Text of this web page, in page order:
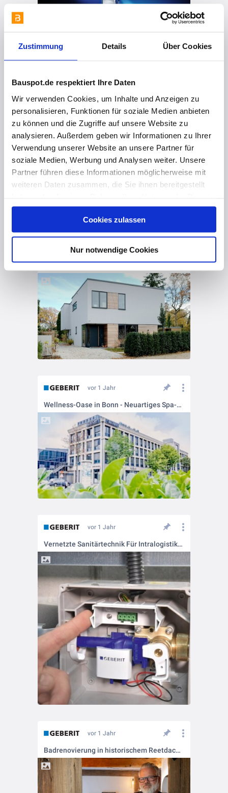
Zustimmung Details Über Cookies
Bauspot.de respektiert Ihre Daten
Wir verwenden Cookies, um Inhalte und Anzeigen zu
personalisieren, Funktionen für soziale Medien anbieten
zu können und die Zugriffe auf unsere Website zu
analysieren. Außerdem geben wir Informationen zu Ihrer
Verwendung unserer Website an unsere Partner für
soziale Medien, Werbung und Analysen weiter. Unsere
Partner führen diese Informationen möglicherweise mit
weiteren Daten zusammen, die Sie ihnen bereitgestellt
gesammelt haben. Hier finden Sie Informationen zum
und unserImpressum.
Cookies zulassen
Nur notwendige Cookies
vor 1 Jahr
Designtempel mit Sterneküche Restaurant Born, Singapur (SG)
vor 1 Jahr
Doppelhaus mit wegweisender Sanitärausstattung
vor 1 Jahr
Wellness-Oase in Bonn - Neuartiges Spa-Konzept bietet auch Wellness für den Po
vor 1 Jahr
Vernetzte Sanitärtechnik Für Intralogistikhersteller
vor 1 Jahr
Badrenovierung in historischem Reetdachhaus